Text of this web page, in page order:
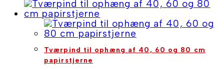
Tværpind til ophæng af 40, 60 og 80 cm
papirstjerne